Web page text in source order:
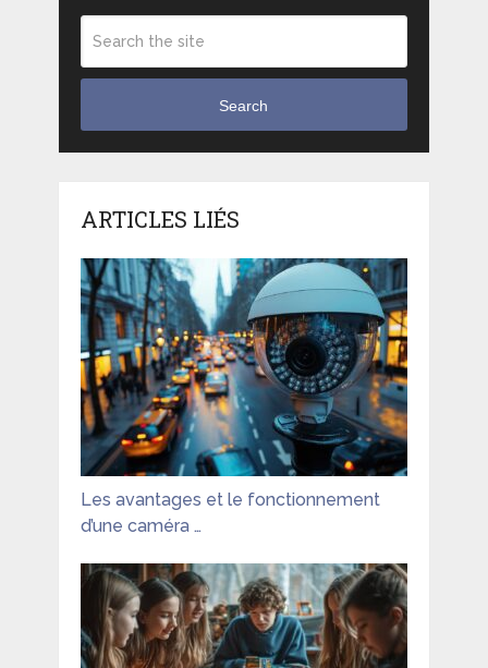
Search
ARTICLES LIÉS
Les avantages et le fonctionnement
d’une caméra …